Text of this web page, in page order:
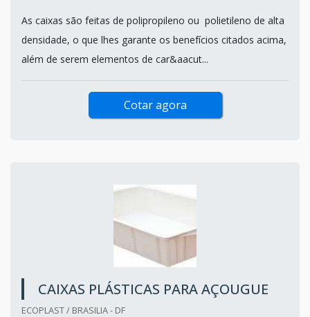
As caixas são feitas de polipropileno ou polietileno de alta
densidade, o que lhes garante os benefícios citados acima,
além de serem elementos de car&aacut...
Cotar agora
CAIXAS PLÁSTICAS PARA AÇOUGUE
ECOPLAST / BRASILIA - DF